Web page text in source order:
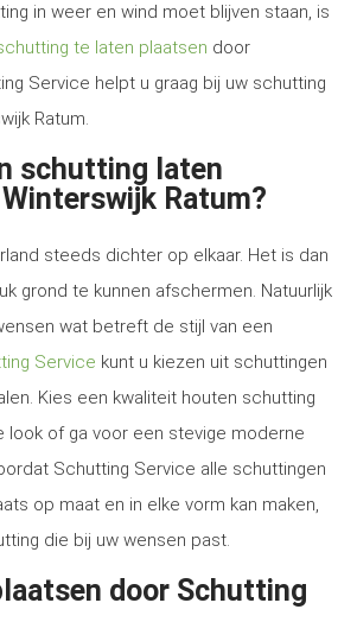
in weer en wind moet blijven staan, is
te laten plaatsen door
Service helpt u graag bij uw schutting
Ratum.
schutting laten
Ratum?
steeds dichter op elkaar. Het is dan
grond te kunnen afschermen. Natuurlijk
wat betreft de stijl van een
Service kunt u kiezen uit schuttingen
Kies een kwaliteit houten schutting
look of ga voor een stevige moderne
Schutting Service alle schuttingen
op maat en in elke vorm kan maken,
die bij uw wensen past.
door Schutting